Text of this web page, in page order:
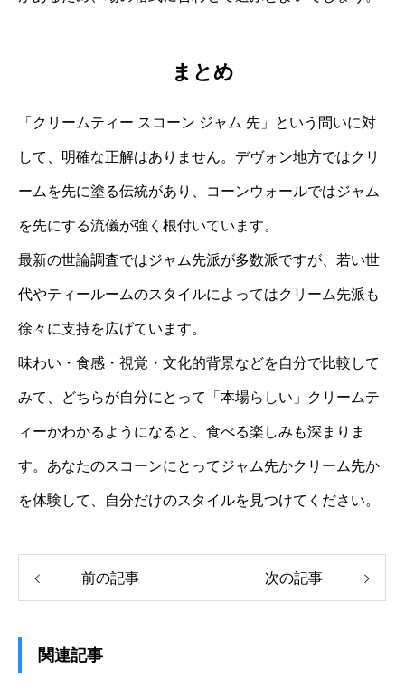
まとめ
「クリームティー スコーン ジャム 先」という問いに対
して、明確な正解はありません。デヴォン地方ではクリ
ームを先に塗る伝統があり、コーンウォールではジャム
を先にする流儀が強く根付いています。
最新の世論調査ではジャム先派が多数派ですが、若い世
代やティールームのスタイルによってはクリーム先派も
徐々に支持を広げています。
味わい・食感・視覚・文化的背景などを自分で比較して
みて、どちらが自分にとって「本場らしい」クリームテ
ィーかわかるようになると、食べる楽しみも深まりま
す。あなたのスコーンにとってジャム先かクリーム先か
を体験して、自分だけのスタイルを見つけてください。
前の記事 次の記事
関連記事